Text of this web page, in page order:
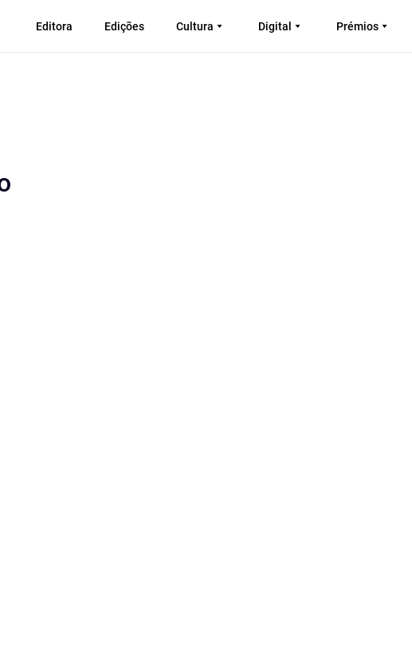
Editora Edições Cultura Digital Prémios